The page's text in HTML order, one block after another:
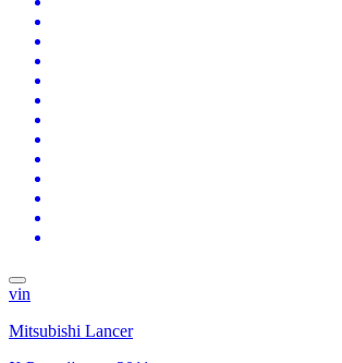
vin
Mitsubishi Lancer